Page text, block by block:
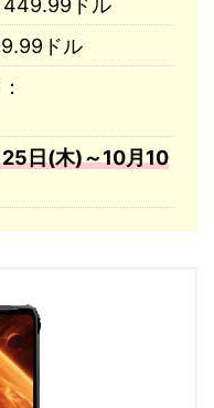
ドル
日(木)～10月10